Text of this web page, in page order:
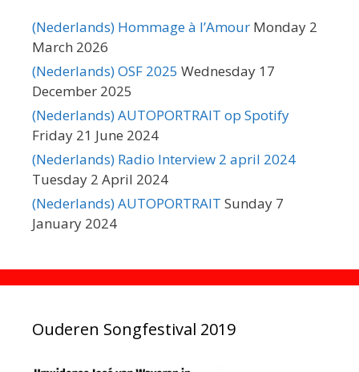
(Nederlands) Hommage à l’Amour Monday 2
March 2026
(Nederlands) OSF 2025 Wednesday 17
December 2025
(Nederlands) AUTOPORTRAIT op Spotify
Friday 21 June 2024
(Nederlands) Radio Interview 2 april 2024
Tuesday 2 April 2024
(Nederlands) AUTOPORTRAIT Sunday 7
January 2024
Ouderen Songfestival 2019